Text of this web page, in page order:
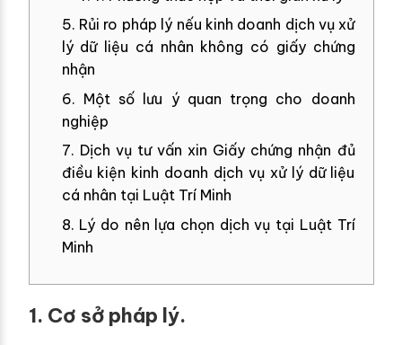
5. Rủi ro pháp lý nếu kinh doanh dịch vụ xử
lý dữ liệu cá nhân không có giấy chứng
nhận
6. Một số lưu ý quan trọng cho doanh
nghiệp
7. Dịch vụ tư vấn xin Giấy chứng nhận đủ
điều kiện kinh doanh dịch vụ xử lý dữ liệu
cá nhân tại Luật Trí Minh
8. Lý do nên lựa chọn dịch vụ tại Luật Trí
Minh
1. Cơ sở pháp lý.